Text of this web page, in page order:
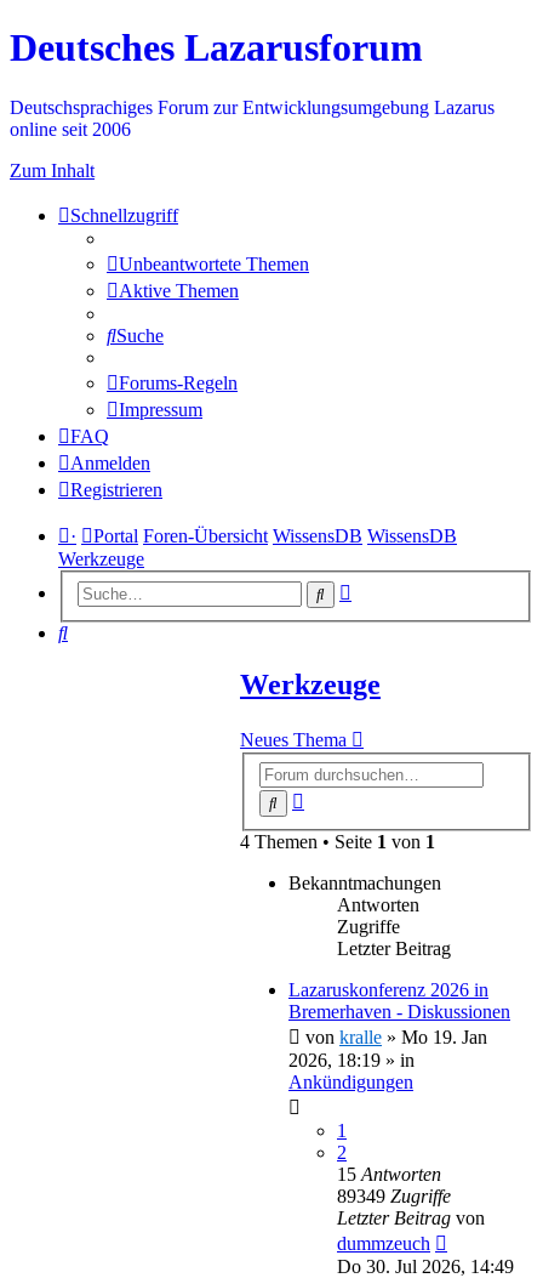
Deutsches Lazarusforum
Deutschsprachiges Forum zur Entwicklungsumgebung Lazarus
online seit 2006
Zum Inhalt
Schnellzugriff
Unbeantwortete Themen
Aktive Themen
Suche
Forums-Regeln
Impressum
FAQ
Anmelden
Registrieren
· Portal Foren-Übersicht WissensDB WissensDB
Werkzeuge
Suche
Suche
Werkzeuge
Neues Thema
Suche
4 Themen • Seite 1 von 1
Bekanntmachungen
Antworten
Zugriffe
Letzter Beitrag
Lazaruskonferenz 2026 in
Bremerhaven - Diskussionen
von kralle » Mo 19. Jan
2026, 18:19 » in
Ankündigungen
1
2
15 Antworten
89349 Zugriffe
Letzter Beitrag von
dummzeuch
Do 30. Jul 2026, 14:49